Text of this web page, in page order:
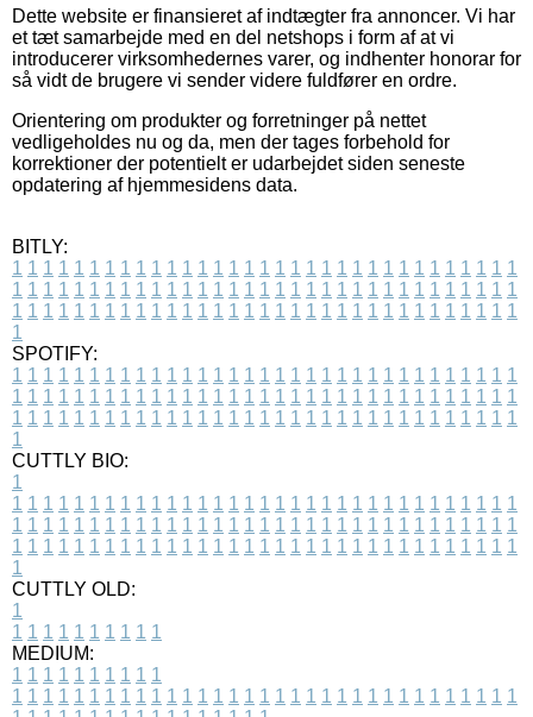
Dette website er finansieret af indtægter fra annoncer. Vi har
et tæt samarbejde med en del netshops i form af at vi
introducerer virksomhedernes varer, og indhenter honorar for
så vidt de brugere vi sender videre fuldfører en ordre.
Orientering om produkter og forretninger på nettet
vedligeholdes nu og da, men der tages forbehold for
korrektioner der potentielt er udarbejdet siden seneste
opdatering af hjemmesidens data.
BITLY:
1 1 1 1 1 1 1 1 1 1 1 1 1 1 1 1 1 1 1 1 1 1 1 1 1 1 1 1 1 1 1 1 1
1 1 1 1 1 1 1 1 1 1 1 1 1 1 1 1 1 1 1 1 1 1 1 1 1 1 1 1 1 1 1 1 1
1 1 1 1 1 1 1 1 1 1 1 1 1 1 1 1 1 1 1 1 1 1 1 1 1 1 1 1 1 1 1 1 1
1
SPOTIFY:
1 1 1 1 1 1 1 1 1 1 1 1 1 1 1 1 1 1 1 1 1 1 1 1 1 1 1 1 1 1 1 1 1
1 1 1 1 1 1 1 1 1 1 1 1 1 1 1 1 1 1 1 1 1 1 1 1 1 1 1 1 1 1 1 1 1
1 1 1 1 1 1 1 1 1 1 1 1 1 1 1 1 1 1 1 1 1 1 1 1 1 1 1 1 1 1 1 1 1
1
CUTTLY BIO:
1
1 1 1 1 1 1 1 1 1 1 1 1 1 1 1 1 1 1 1 1 1 1 1 1 1 1 1 1 1 1 1 1 1
1 1 1 1 1 1 1 1 1 1 1 1 1 1 1 1 1 1 1 1 1 1 1 1 1 1 1 1 1 1 1 1 1
1 1 1 1 1 1 1 1 1 1 1 1 1 1 1 1 1 1 1 1 1 1 1 1 1 1 1 1 1 1 1 1 1
1
CUTTLY OLD:
1
1 1 1 1 1 1 1 1 1 1
MEDIUM:
1 1 1 1 1 1 1 1 1 1
1 1 1 1 1 1 1 1 1 1 1 1 1 1 1 1 1 1 1 1 1 1 1 1 1 1 1 1 1 1 1 1 1